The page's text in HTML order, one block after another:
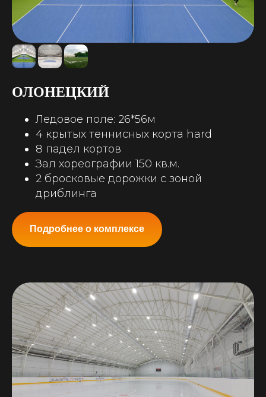
ОЛОНЕЦКИЙ
Ледовое поле: 26*56м
4 крытых теннисных корта hard
8 падел кортов
Зал хореографии 150 кв.м.
2 бросковые дорожки с зоной
дриблинга
Подробнее о комплексе